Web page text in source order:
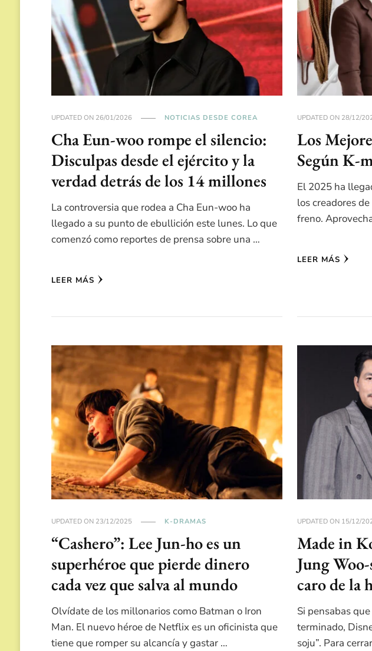
UPDATED ON 26/01/2026 NOTICIAS DESDE COREA
Cha Eun-woo rompe el silencio:
Disculpas desde el ejército y la
verdad detrás de los 14 millones
La controversia que rodea a Cha Eun-woo ha
llegado a su punto de ebullición este lunes. Lo que
comenzó como reportes de prensa sobre una …
LEER MÁS
UPDATED ON 28/12/
Los
Según K-
El 2025 ha
los creadores
freno.
LEER MÁS
UPDATED ON 23/12/2025 K-DRAMAS
“Cashero”: Lee Jun-ho es un
superhéroe que pierde dinero
cada vez que salva al mundo
Olvídate de los millonarios como Batman o Iron
Man. El nuevo héroe de Netflix es un oficinista que
tiene que romper su alcancía y gastar …
UPDATED ON 15/12/
Made in
Jung
caro de la
Si pensabas
terminado,
soju”. Para